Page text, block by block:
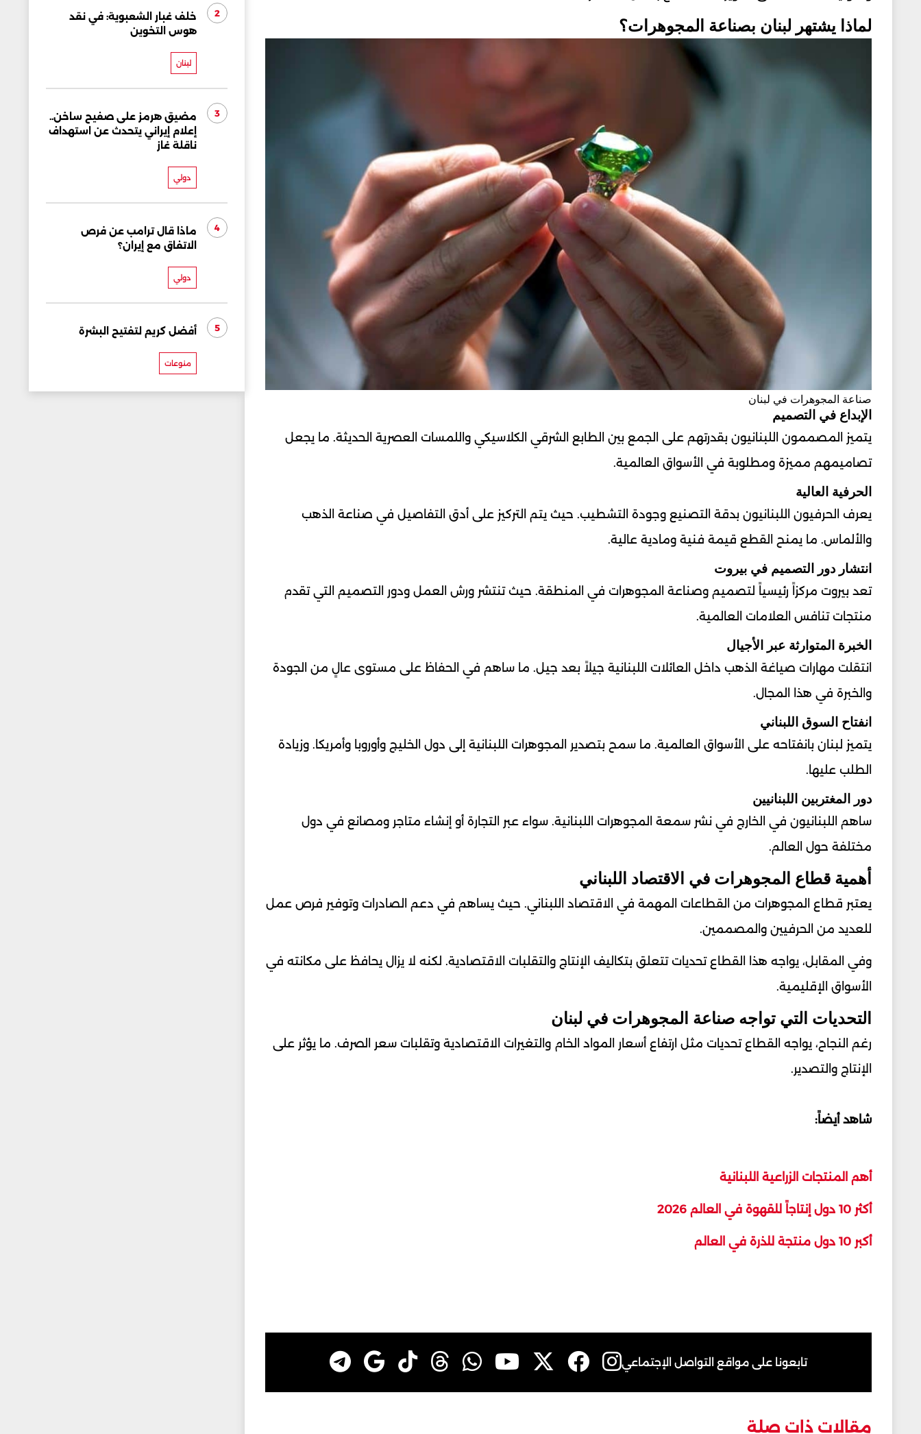
لماذا يشتهر لبنان بصناعة المجوهرات؟
صناعة المجوهرات في لبنان
الإبداع في التصميم
يتميز المصممون اللبنانيون بقدرتهم على الجمع بين الطابع الشرقي الكلاسيكي واللمسات العصرية الحديثة. ما يجعل
تصاميمهم مميزة ومطلوبة في الأسواق العالمية.
الحرفية العالية
يعرف الحرفيون اللبنانيون بدقة التصنيع وجودة التشطيب. حيث يتم التركيز على أدق التفاصيل في صناعة الذهب
والألماس. ما يمنح القطع قيمة فنية ومادية عالية.
انتشار دور التصميم في بيروت
تعد بيروت مركزاً رئيسياً لتصميم وصناعة المجوهرات في المنطقة. حيث تنتشر ورش العمل ودور التصميم التي تقدم
منتجات تنافس العلامات العالمية.
الخبرة المتوارثة عبر الأجيال
انتقلت مهارات صياغة الذهب داخل العائلات اللبنانية جيلاً بعد جيل. ما ساهم في الحفاظ على مستوى عالٍ من الجودة
والخبرة في هذا المجال.
انفتاح السوق اللبناني
يتميز لبنان بانفتاحه على الأسواق العالمية. ما سمح بتصدير المجوهرات اللبنانية إلى دول الخليج وأوروبا وأمريكا. وزيادة
الطلب عليها.
دور المغتربين اللبنانيين
ساهم اللبنانيون في الخارج في نشر سمعة المجوهرات اللبنانية. سواء عبر التجارة أو إنشاء متاجر ومصانع في دول
مختلفة حول العالم.
أهمية قطاع المجوهرات في الاقتصاد اللبناني
يعتبر قطاع المجوهرات من القطاعات المهمة في الاقتصاد اللبناني. حيث يساهم في دعم الصادرات وتوفير فرص عمل
للعديد من الحرفيين والمصممين.
وفي المقابل، يواجه هذا القطاع تحديات تتعلق بتكاليف الإنتاج والتقلبات الاقتصادية. لكنه لا يزال يحافظ على مكانته في
الأسواق الإقليمية.
التحديات التي تواجه صناعة المجوهرات في لبنان
رغم النجاح، يواجه القطاع تحديات مثل ارتفاع أسعار المواد الخام والتغيرات الاقتصادية وتقلبات سعر الصرف. ما يؤثر على
الإنتاج والتصدير.
شاهد أيضاً:
أهم المنتجات الزراعية اللبنانية
أكثر 10 دول إنتاجاً للقهوة في العالم 2026
أكبر 10 دول منتجة للذرة في العالم
تابعونا على مواقع التواصل الإجتماعي
مقالات ذات صلة
2
خلف غبار الشعبوية: في نقد
هوس التخوين
لبنان
3
مضيق هرمز على صفيح ساخن..
إعلام إيراني يتحدث عن استهداف
ناقلة غاز
دولي
4
ماذا قال ترامب عن فرص
الاتفاق مع إيران؟
دولي
5 أفضل كريم لتفتيح البشرة
منوعات